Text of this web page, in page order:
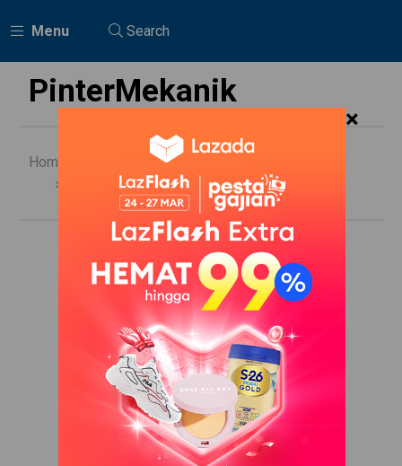
Menu Search
PinterMekanik
Home
General
Ford Ranger Berapa Liter Oli
×